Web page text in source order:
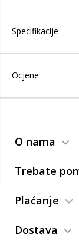
Specifikacije
Ocjene
O nama
Trebate
Plaćanje
Dostava